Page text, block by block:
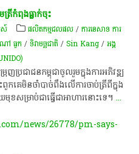
ត្រីកំពុងធ្លាក់ចុះ
ស៍ ផលិតកម្មជលផល /ការនេសាទ ការ
ៅ ធួក /ទិវា​មច្ឆជាតិ​ /Sin Kang /អង្គ
ប្រជាជនកម្ពុជាចូលរួមក្នុងការអភិវឌ្ឍ
កគេមិនចាំបាច់ពឹងលើការចាប់ត្រីពីក្នុង
មុខសម្រាប់ជាធ្វើជាអាហារនោះទេ។...
news/26778/pm-says-